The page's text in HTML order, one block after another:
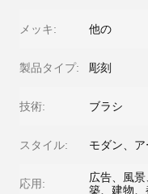
メッキ: 他の
製品タイプ: 彫刻
技術: ブラシ
スタイル: モダン、
応用:
広告、風
築、建物